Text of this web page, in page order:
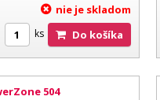
nie je skladom
ks Do košíka
504